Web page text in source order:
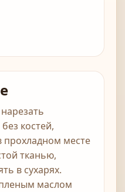
костей,
прохладном месте
тканью,
в сухарях.
маслом